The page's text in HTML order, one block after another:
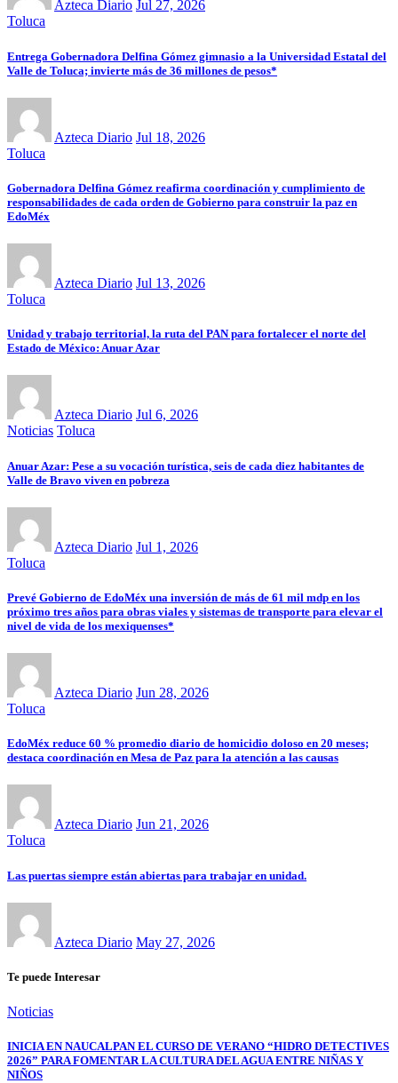
Azteca Diario Jul 27, 2026
Toluca
Entrega Gobernadora Delfina Gómez gimnasio a la Universidad Estatal del
Valle de Toluca; invierte más de 36 millones de pesos*
Azteca Diario Jul 18, 2026
Toluca
Gobernadora Delfina Gómez reafirma coordinación y cumplimiento de
responsabilidades de cada orden de Gobierno para construir la paz en
EdoMéx
Azteca Diario Jul 13, 2026
Toluca
Unidad y trabajo territorial, la ruta del PAN para fortalecer el norte del
Estado de México: Anuar Azar
Azteca Diario Jul 6, 2026
Noticias Toluca
Anuar Azar: Pese a su vocación turística, seis de cada diez habitantes de
Valle de Bravo viven en pobreza
Azteca Diario Jul 1, 2026
Toluca
Prevé Gobierno de EdoMéx una inversión de más de 61 mil mdp en los
próximo tres años para obras viales y sistemas de transporte para elevar el
nivel de vida de los mexiquenses*
Azteca Diario Jun 28, 2026
Toluca
EdoMéx reduce 60 % promedio diario de homicidio doloso en 20 meses;
destaca coordinación en Mesa de Paz para la atención a las causas
Azteca Diario Jun 21, 2026
Toluca
Las puertas siempre están abiertas para trabajar en unidad.
Azteca Diario May 27, 2026
Te puede Interesar
Noticias
INICIA EN NAUCALPAN EL CURSO DE VERANO “HIDRO DETECTIVES
2026” PARA FOMENTAR LA CULTURA DEL AGUA ENTRE NIÑAS Y
NIÑOS